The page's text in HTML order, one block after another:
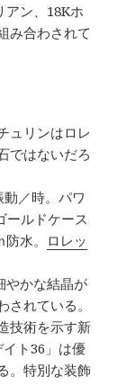
アン、18Kホ
み合わされて
ュリンはロレ
ではないだろ
／時。パワ
ールドケース
水。 ロレッ
やかな結晶が
れている。
技術を示す新
ト36」は優
。特別な装飾